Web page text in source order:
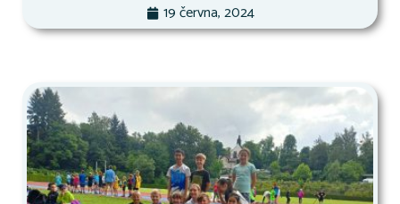
19 června, 2024